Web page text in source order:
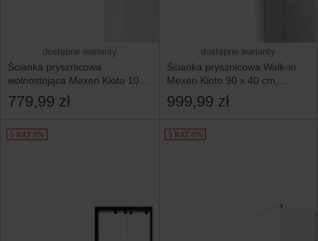
dostępne warianty
Ścianka prysznicowa
wolnostojąca Mexen Kioto 100
x 200 cm
779,99 zł
dostępne warianty
Ścianka prysznicowa Walk-in
Mexen Kioto 90 x 40 cm,
transparent, chrom
999,99 zł
5 RAT 0% 5 RAT 0%